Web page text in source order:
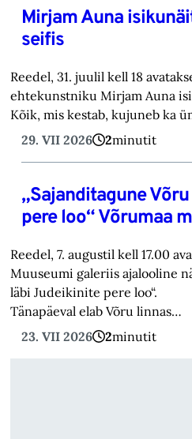
Mirjam Auna
seifis
Reedel, 31. juulil kell 18
ehtekunstniku Mirjam Auna
Kõik, mis kestab, kujuneb ka
29. VII 2026
2minutit
„Sajanditagune
pere loo“ Võrumaa
Reedel, 7. augustil kell 17.00
Muuseumi galeriis ajalooline
läbi Judeikinite pere loo“.
Tänapäeval elab Võru linnas…
23. VII 2026
2minutit